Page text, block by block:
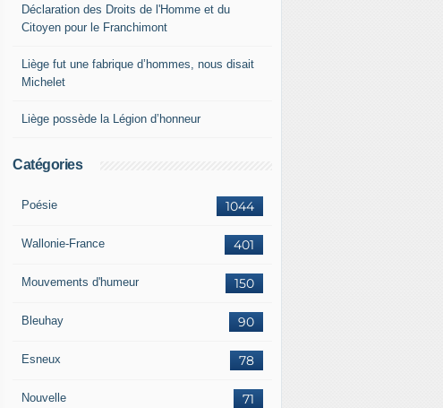
Déclaration des Droits de l'Homme et du
Citoyen pour le Franchimont
Liège fut une fabrique d’hommes, nous disait
Michelet
Liège possède la Légion d’honneur
Catégories
1044
Poésie
401
Wallonie-France
150
Mouvements d'humeur
90
Bleuhay
78
Esneux
71
Nouvelle